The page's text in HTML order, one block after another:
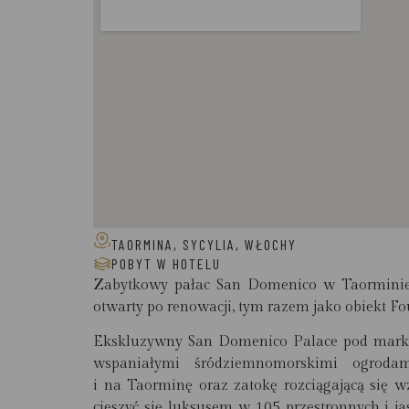
TAORMINA, SYCYLIA, WŁOCHY
POBYT W HOTELU
Zabytkowy pałac San Domenico w
otwarty po renowacji, tym razem jako obiekt
Ekskluzywny San Domenico Palace pod
wspaniałymi śródziemnomorskimi
i na Taorminę oraz zatokę rozciągającą się